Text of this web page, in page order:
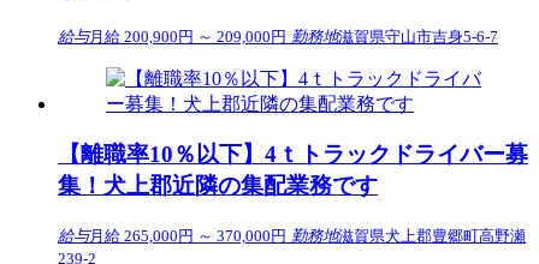
給与月給 200,900円 ～ 209,000円 勤務地滋賀県守山市吉身5-6-7
【離職率10％以下】4ｔトラックドライバー募
集！犬上郡近隣の集配業務です
給与月給 265,000円 ～ 370,000円 勤務地滋賀県犬上郡豊郷町高野瀬
239-2